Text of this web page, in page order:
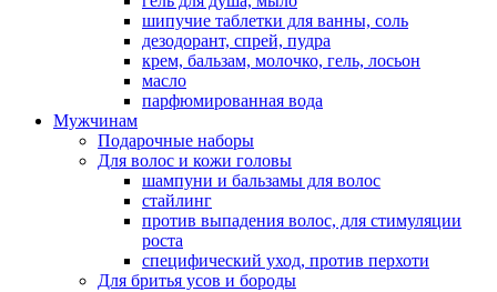
шипучие таблетки для ванны, соль
дезодорант, спрей, пудра
крем, бальзам, молочко, гель, лосьон
масло
парфюмированная вода
Мужчинам
Подарочные наборы
Для волос и кожи головы
шампуни и бальзамы для волос
стайлинг
против выпадения волос, для стимуляции
роста
специфический уход, против перхоти
Для бритья усов и бороды